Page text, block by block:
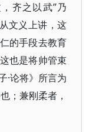
齐之以武”乃
文义上讲，这
的手段去教育
也是将帅管束
·论将》所言为
；兼刚柔者，